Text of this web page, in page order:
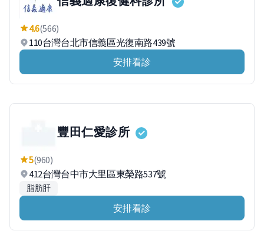
4.6(566)
110台灣台北市信義區光復南路439號
安排看診
豐田仁愛診所
5(960)
412台灣台中市大里區東榮路537號
脂肪肝
安排看診